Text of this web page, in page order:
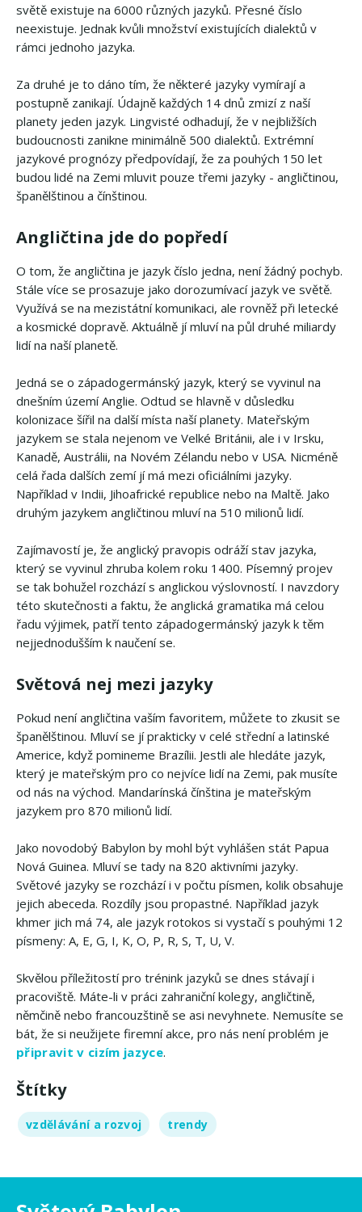
světě existuje na 6000 různých jazyků. Přesné číslo
neexistuje. Jednak kvůli množství existujících dialektů v
rámci jednoho jazyka.
Za druhé je to dáno tím, že některé jazyky vymírají a
postupně zanikají. Údajně každých 14 dnů zmizí z naší
planety jeden jazyk. Lingvisté odhadují, že v nejbližších
budoucnosti zanikne minimálně 500 dialektů. Extrémní
jazykové prognózy předpovídají, že za pouhých 150 let
budou lidé na Zemi mluvit pouze třemi jazyky - angličtinou,
španělštinou a čínštinou.
Angličtina jde do popředí
O tom, že angličtina je jazyk číslo jedna, není žádný pochyb.
Stále více se prosazuje jako dorozumívací jazyk ve světě.
Využívá se na mezistátní komunikaci, ale rovněž při letecké
a kosmické dopravě. Aktuálně jí mluví na půl druhé miliardy
lidí na naší planetě.
Jedná se o západogermánský jazyk, který se vyvinul na
dnešním území Anglie. Odtud se hlavně v důsledku
kolonizace šířil na další místa naší planety. Mateřským
jazykem se stala nejenom ve Velké Británii, ale i v Irsku,
Kanadě, Austrálii, na Novém Zélandu nebo v USA. Nicméně
celá řada dalších zemí jí má mezi oficiálními jazyky.
Například v Indii, Jihoafrické republice nebo na Maltě. Jako
druhým jazykem angličtinou mluví na 510 milionů lidí.
Zajímavostí je, že anglický pravopis odráží stav jazyka,
který se vyvinul zhruba kolem roku 1400. Písemný projev
se tak bohužel rozchází s anglickou výslovností. I navzdory
této skutečnosti a faktu, že anglická gramatika má celou
řadu výjimek, patří tento západogermánský jazyk k těm
nejjednodušším k naučení se.
Světová nej mezi jazyky
Pokud není angličtina vaším favoritem, můžete to zkusit se
španělštinou. Mluví se jí prakticky v celé střední a latinské
Americe, když pomineme Brazílii. Jestli ale hledáte jazyk,
který je mateřským pro co nejvíce lidí na Zemi, pak musíte
od nás na východ. Mandarínská čínština je mateřským
jazykem pro 870 milionů lidí.
Jako novodobý Babylon by mohl být vyhlášen stát Papua
Nová Guinea. Mluví se tady na 820 aktivními jazyky.
Světové jazyky se rozchází i v počtu písmen, kolik obsahuje
jejich abeceda. Rozdíly jsou propastné. Například jazyk
khmer jich má 74, ale jazyk rotokos si vystačí s pouhými 12
písmeny: A, E, G, I, K, O, P, R, S, T, U, V.
Skvělou příležitostí pro trénink jazyků se dnes stávají i
pracoviště. Máte-li v práci zahraniční kolegy, angličtině,
němčině nebo francouzštině se asi nevyhnete. Nemusíte se
bát, že si neužijete firemní akce, pro nás není problém je
připravit v cizím jazyce.
Štítky
vzdělávání a rozvoj trendy